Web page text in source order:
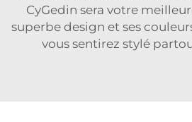
CyGedin sera votre
superbe design et ses
vous sentirez stylé